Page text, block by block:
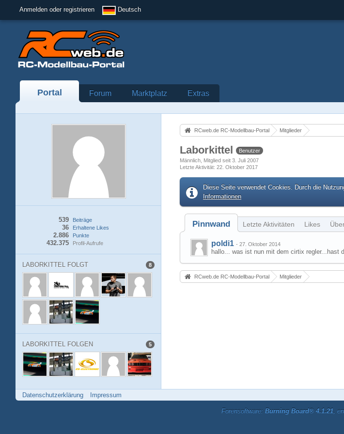
Anmelden oder registrieren Deutsch
Portal Forum Marktplatz Extras
Beiträge
539
Erhaltene Likes
36
Punkte
2.886
Profil-Aufrufe
432.375
LABORKITTEL FOLGT 8
LABORKITTEL FOLGEN 5
RCweb.de RC-Modellbau-Portal Mitglieder
Laborkittel
Benutzer
Männlich Mitglied seit 3. Juli 2007
Letzte Aktivität 22. Oktober 2017
Diese Seite verwendet Cookies. Durch die
Informationen
Pinnwand Letzte Aktivitäten Likes
poldi1 - 27. Oktober 2014
hallo... was ist nun mit dem cirtix regler...hast
RCweb.de RC-Modellbau-Portal Mitglieder
Datenschutzerklärung Impressum
Forensoftware: Burning Board® 4.1.21,